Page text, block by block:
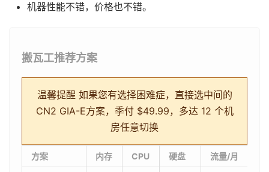
机器性能不错，价格也不错。
搬瓦工推荐方案
温馨提醒 如果您有选择困难症，直接选中间的
CN2 GIA-E方案，季付 $49.99，多达 12 个机
房任意切换
方案 内存 CPU 硬盘 流量/月